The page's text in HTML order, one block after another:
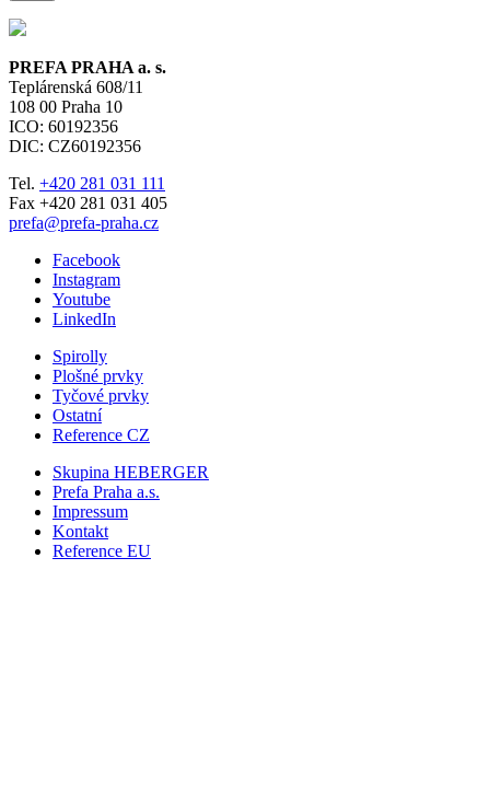
PREFA PRAHA a. s.
Teplárenská 608/11
108 00 Praha 10
ICO: 60192356
DIC: CZ60192356
Tel. +420 281 031 111
Fax +420 281 031 405
prefa@prefa-praha.cz
Facebook
Instagram
Youtube
LinkedIn
Spirolly
Plošné prvky
Tyčové prvky
Ostatní
Reference CZ
Skupina HEBERGER
Prefa Praha a.s.
Impressum
Kontakt
Reference EU